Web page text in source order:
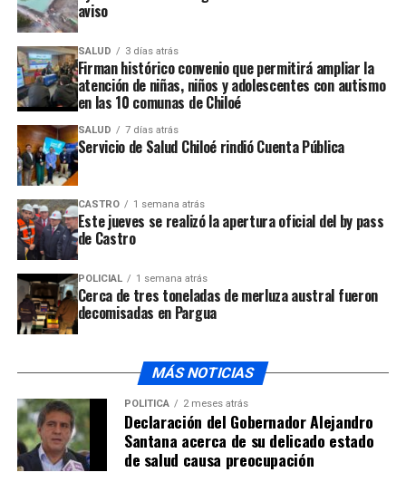
UP NEXT
Funcionarios de salud en Castro inician paro indefinido
por deuda municipal
NO TE PIERDAS
Preocupación por retraso en proyecto de reposición de
Cesfam en Castro
aviso
SALUD 3 días atrás
Firman histórico convenio que permitirá ampliar la
atención de niñas, niños y adolescentes con autismo
en las 10 comunas de Chiloé
SALUD 7 días atrás
Servicio de Salud Chiloé rindió Cuenta Pública
CASTRO 1 semana atrás
Este jueves se realizó la apertura oficial del by pass
de Castro
POLICIAL 1 semana atrás
Cerca de tres toneladas de merluza austral fueron
decomisadas en Pargua
MÁS NOTICIAS
POLÍTICA 2 meses atrás
Declaración del Gobernador Alejandro
Santana acerca de su delicado estado
de salud causa preocupación